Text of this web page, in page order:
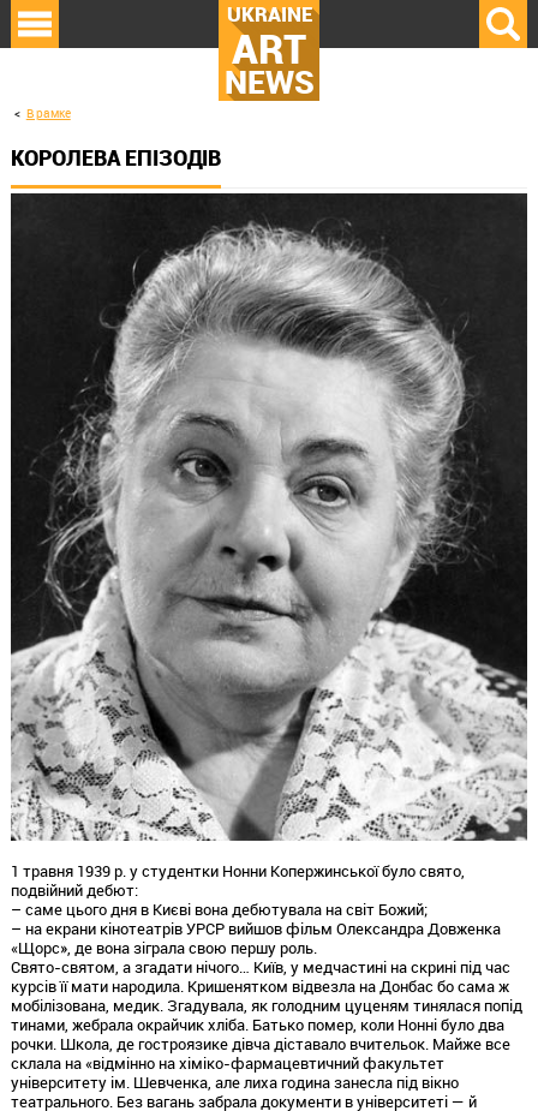
UKRAINE
ART
NEWS
В рамке
КОРОЛЕВА ЕПІЗОДІВ
1 травня 1939 р. у студентки Нонни Копержинської було свято,
подвійний дебют:
– саме цього дня в Києві вона дебютувала на світ Божий;
– на екрани кінотеатрів УРСР вийшов фільм Олександра Довженка
«Щорс», де вона зіграла свою першу роль.
Свято-святом, а згадати нічого… Київ, у медчастині на скрині під час
курсів її мати народила. Кришенятком відвезла на Донбас бо сама ж
мобілізована, медик. Згадувала, як голодним цуценям тинялася попід
тинами, жебрала окрайчик хліба. Батько помер, коли Нонні було два
рочки. Школа, де гостроязике дівча діставало вчительок. Майже все
склала на «відмінно на хіміко-фармацевтичний факультет
університету ім. Шевченка, але лиха година занесла під вікно
театрального. Без вагань забрала документи в університеті — й